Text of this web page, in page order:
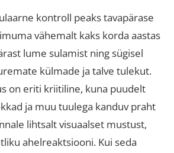
kontroll peaks tavapärase
vähemalt kaks korda aastas
lume sulamist ning sügisel
külmade ja talve tulekut.
on eriti kriitiline, kuna puudelt
ja muu tuulega kanduv praht
lihtsalt visuaalset mustust,
ahelreaktsiooni. Kui seda